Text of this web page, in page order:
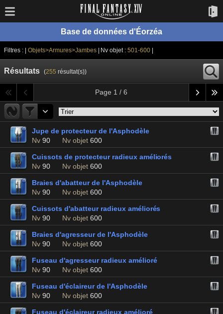
Base de données d'Éorzéa
Filtres : | Objets>Armures>Jambes | Nv objet :501-600
Résultats (255 résultat(s))
Page 1 / 6
Jupe de protecteur de l'Asphodèle
Nv 90 Nv objet 600
Cuissots de protecteur radieux améliorés
Nv 90 Nv objet 600
Braies d'abatteur de l'Asphodèle
Nv 90 Nv objet 600
Cuissots d'abatteur radieux améliorés
Nv 90 Nv objet 600
Braies d'agresseur de l'Asphodèle
Nv 90 Nv objet 600
Fuseau d'agresseur radieux amélioré
Nv 90 Nv objet 600
Fuseau d'éclaireur de l'Asphodèle
Nv 90 Nv objet 600
Fuseau d'éclaireur radieux amélioré